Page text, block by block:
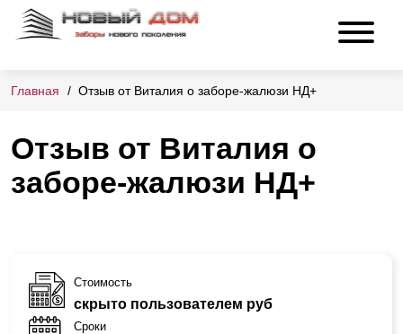
Главная Отзыв от Виталия о заборе-жалюзи НД+
Отзыв от Виталия о
заборе-жалюзи НД+
Стоимость
скрыто пользователем руб
Сроки